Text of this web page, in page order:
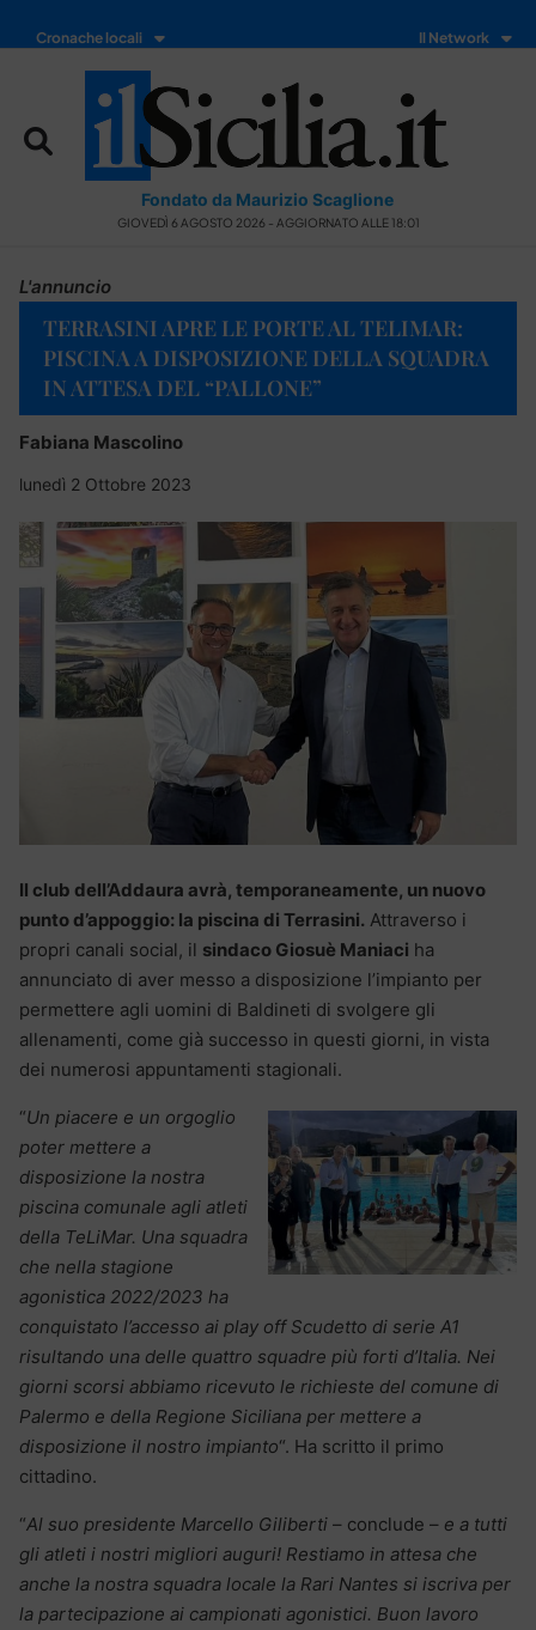
Cronache locali Il Network
Fondato da Maurizio Scaglione
GIOVEDÌ 6 AGOSTO 2026 - AGGIORNATO ALLE 18:01
L'annuncio
TERRASINI APRE LE PORTE AL TELIMAR:
PISCINA A DISPOSIZIONE DELLA SQUADRA
IN ATTESA DEL “PALLONE”
Fabiana Mascolino
lunedì 2 Ottobre 2023
Il club dell’Addaura avrà, temporaneamente, un nuovo
punto d’appoggio: la piscina di Terrasini. Attraverso i
propri canali social, il sindaco Giosuè Maniaci ha
annunciato di aver messo a disposizione l’impianto per
permettere agli uomini di Baldineti di svolgere gli
allenamenti, come già successo in questi giorni, in vista
dei numerosi appuntamenti stagionali.
“Un piacere e un orgoglio
poter mettere a
disposizione la nostra
piscina comunale agli atleti
della TeLiMar. Una squadra
che nella stagione
agonistica 2022/2023 ha
conquistato l’accesso ai play off Scudetto di serie A1
risultando una delle quattro squadre più forti d’Italia. Nei
giorni scorsi abbiamo ricevuto le richieste del comune di
Palermo e della Regione Siciliana per mettere a
disposizione il nostro impianto“. Ha scritto il primo
cittadino.
“Al suo presidente Marcello Giliberti – conclude – e a tutti
gli atleti i nostri migliori auguri! Restiamo in attesa che
anche la nostra squadra locale la Rari Nantes si iscriva per
la partecipazione ai campionati agonistici. Buon lavoro